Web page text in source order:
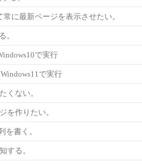
に最新ページを表示させたい。
。
で実行
で実行
くない。
を作りたい。
を書く。
する。